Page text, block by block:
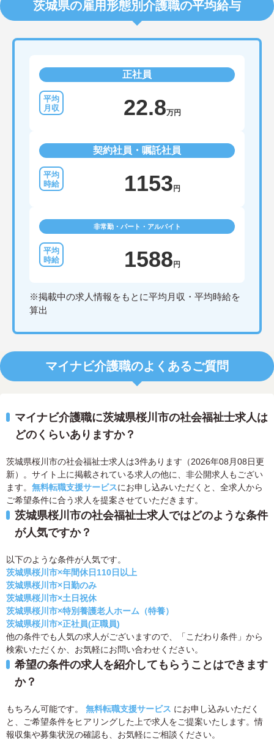
茨城県の雇用形態別介護職の平均給与
正社員
22.8万円
契約社員・嘱託社員
1153 円
非常勤・パート・アルバイト
1588 円
※掲載中の求人情報をもとに平均月収・平均時給を
算出
マイナビ介護職のよくあるご質問
マイナビ介護職に茨城県桜川市の社会福祉士求人は
どのくらいありますか？
茨城県桜川市の社会福祉士求人は3件あります（2026年08月08日更
新）。サイト上に掲載されている求人の他に、非公開求人もござい
ます。 無料転職支援サービスにお申し込みいただくと、全求人から
ご希望条件に合う求人を提案させていただきます。
茨城県桜川市の社会福祉士求人ではどのような条件
が人気ですか？
以下のような条件が人気です。
茨城県桜川市×年間休日110日以上
茨城県桜川市×日勤のみ
茨城県桜川市×土日祝休
茨城県桜川市×特別養護老人ホーム（特養）
茨城県桜川市×正社員(正職員)
他の条件でも人気の求人がございますので、「こだわり条件」から
検索いただくか、お気軽にお問い合わせください。
希望の条件の求人を紹介してもらうことはできます
か？
もちろん可能です。 無料転職支援サービス にお申し込みいただく
と、ご希望条件をヒアリングした上で求人をご提案いたします。情
報収集や募集状況の確認も、お気軽にご相談ください。